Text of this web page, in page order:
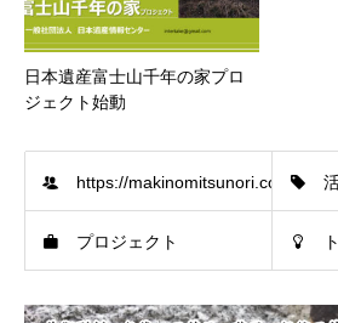
日本遺産富士山千年の家プロ
ジェクト始動
https://makinomitsunori.com/
プロジェクト